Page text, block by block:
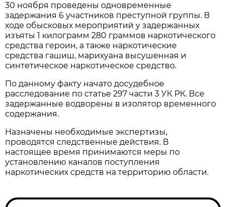
30 ноября проведены одновременные
задержания 6 участников преступной группы. В
ходе обысковых мероприятий у задержанных
изъяты 1 килограмм 280 граммов наркотического
средства героин, а также наркотические
средства гашиш, марихуана высушенная и
синтетическое наркотическое средство.
По данному факту начато досудебное
расследование по статье 297 части 3 УК РК. Все
задержанные водворены в изолятор временного
содержания.
Назначены необходимые экспертизы,
проводятся следственные действия. В
настоящее время принимаются меры по
установлению каналов поступления
наркотических средств на территорию области.